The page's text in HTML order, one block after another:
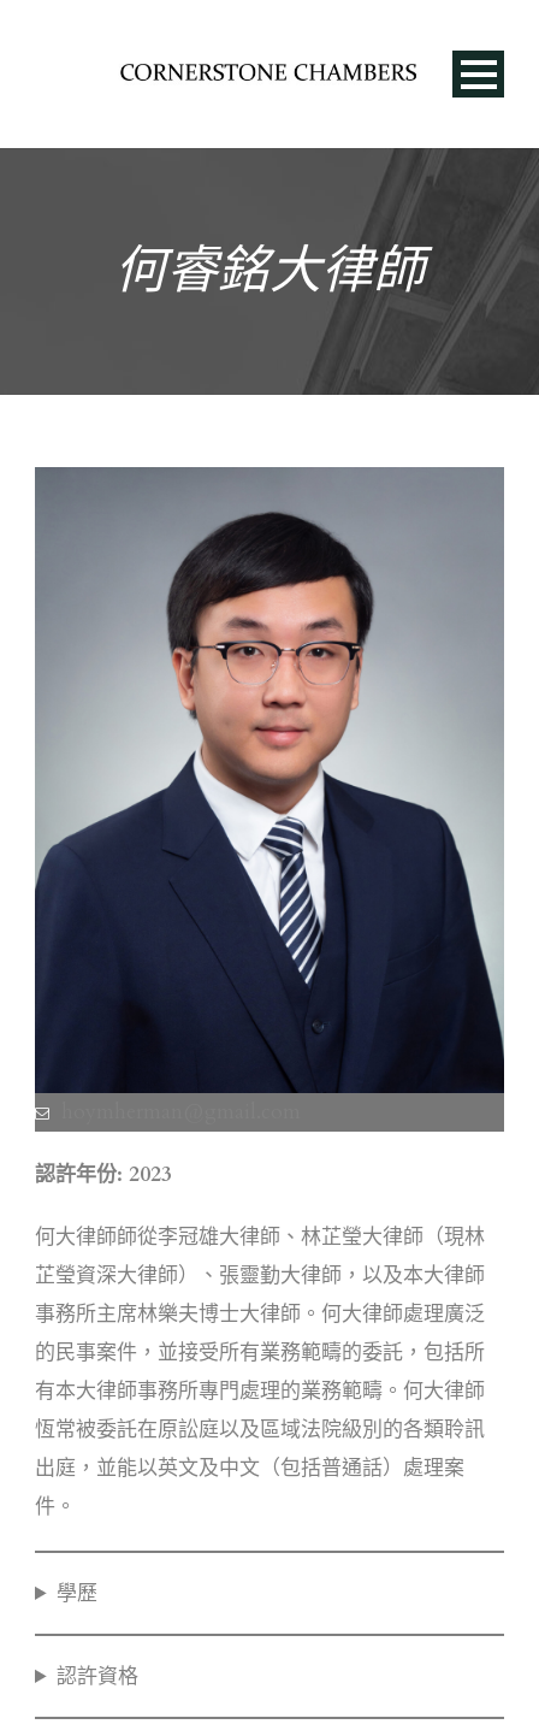
何睿銘大律師
認許年份: 2023
何大律師師從李冠雄大律師、林芷瑩大律師（現林
芷瑩資深大律師）、張靈勤大律師，以及本大律師
事務所主席林樂夫博士大律師。何大律師處理廣泛
的民事案件，並接受所有業務範疇的委託，包括所
有本大律師事務所專門處理的業務範疇。何大律師
恆常被委託在原訟庭以及區域法院級別的各類聆訊
出庭，並能以英文及中文（包括普通話）處理案
件。
學歷
認許資格